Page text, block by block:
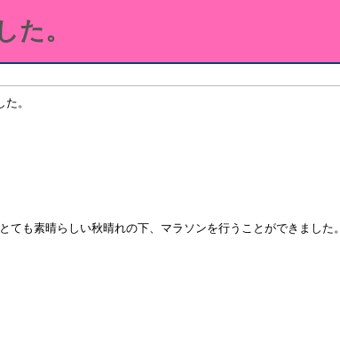
た。
。
も素晴らしい秋晴れの下、マラソンを行うことができました。